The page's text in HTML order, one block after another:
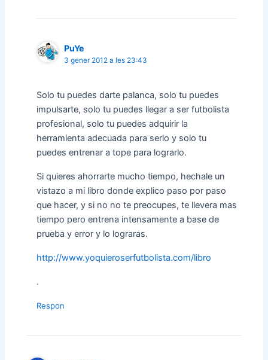
PuYe
3 gener 2012 a les 23:43
Solo tu puedes darte palanca, solo tu puedes
impulsarte, solo tu puedes llegar a ser futbolista
profesional, solo tu puedes adquirir la
herramienta adecuada para serlo y solo tu
puedes entrenar a tope para lograrlo.
Si quieres ahorrarte mucho tiempo, hechale un
vistazo a mi libro donde explico paso por paso
que hacer, y si no no te preocupes, te llevera mas
tiempo pero entrena intensamente a base de
prueba y error y lo lograras.
http://www.yoquieroserfutbolista.com/libro
.
Respon